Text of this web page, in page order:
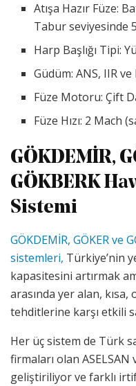
Atışa Hazır Füze:
Tabur seviyesinde
Harp Başlığı Tipi:
Güdüm: ANS, IIR ve
Füze Motoru: Çift
Füze Hızı: 2 Mach
GÖKDEMİR,
GÖKBERK
Sistemi
GÖKDEMİR, GÖKER ve
sistemleri, Türkiye’nin
kapasitesini artırmak
arasında yer alan,
tehditlerine karşı etkili
Her üç sistem de Türk
firmaları olan ASELSAN
geliştiriliyor ve farklı